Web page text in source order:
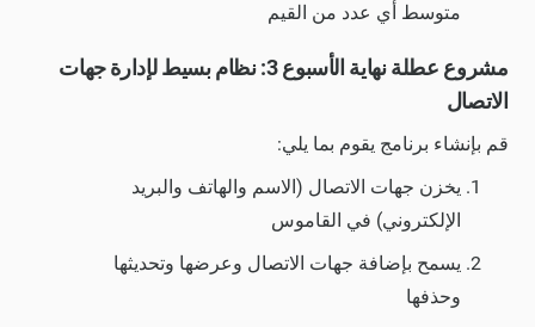
متوسط أي عدد من القيم
مشروع عطلة نهاية الأسبوع 3: نظام بسيط لإدارة جهات
الاتصال
قم بإنشاء برنامج يقوم بما يلي:
يخزن جهات الاتصال (الاسم والهاتف والبريد
الإلكتروني) في القاموس
يسمح بإضافة جهات الاتصال وعرضها وتحديثها
وحذفها